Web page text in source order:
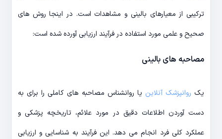
ترکیبی از معیارهای بالینی و مشاهدات است. در اینجا روش های
صحیح و علمی مورد استفاده در فرآیند ارزیابی آورده شده است:
مصاحبه های بالینی
یک روانپزشک آنلاین یا روانشناس مصاحبه های کاملی را برای به
دست آوردن اطلاعات دقیق در مورد علائم، تاریخچه پزشکی و
عملکرد کلی فرد انجام می دهد. این فرآیند به شناسایی و ارزیابی